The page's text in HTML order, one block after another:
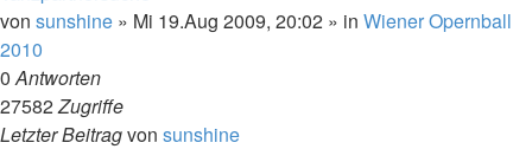
von sunshine » Mi 19.Aug 2009, 20:02 » in Wiener Opernball
2010
0Antworten
27582Zugriffe
Letzter Beitragvon sunshine